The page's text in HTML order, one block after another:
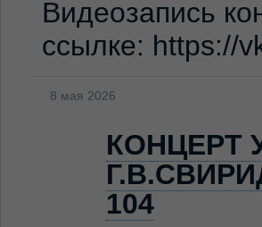
Видеозапись
ссылке: https://
8 мая 2026
КОНЦЕРТ
104